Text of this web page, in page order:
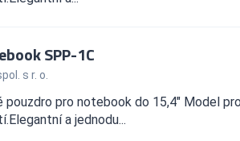
SPP-1C
s r. o.
pouzdro pro notebook do 15,4" Model
a jednodu...